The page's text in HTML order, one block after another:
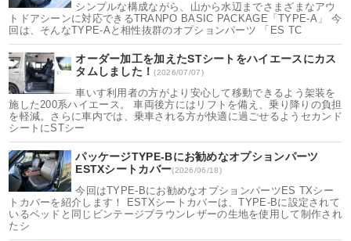
シンプルな構成ながら、山から水辺までさまざまなアウ
トドアシーンに対応できるTRANPO BASIC PACKAGE「TYPE-A」 今
回は、そんなTYPE-Aと相性抜群のオプションパーツ 「ES TC
オーダー加工を加えたSTシートをハイエースにカス
タムしました！(2026/07/07)
車いす利用者の方がより安心して移動できるよう架装を
施した200系ハイエース。 車両後方にはリフトを備え、乗り降りの負担
を軽減。さらに車内では、乗車される方が快適に過ごせるようセカンド
シートにSTシー
パッケージTYPE-Bにお勧めなオプションパーツ
ESTXシートカバー(2026/06/18)
今回はTYPE-Bにお勧めなオプションパーツES TXシー
トカバーを紹介します！ ESTXシートカバーは、TYPE-Bに設定されて
いるベッドと同じビンテージブラウンレザーの生地を使用して制作され
たシ